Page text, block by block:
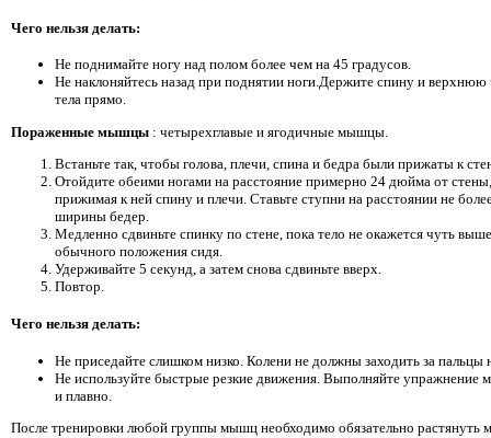
Чего нельзя делать:
Не поднимайте ногу над полом более чем на 45 градусов.
Не наклоняйтесь назад при поднятии ноги.Держите спину и верхнюю
тела прямо.
Пораженные мышцы : четырехглавые и ягодичные мышцы.
Встаньте так, чтобы голова, плечи, спина и бедра были прижаты к
Отойдите обеими ногами на расстояние примерно 24 дюйма от стены,
прижимая к ней спину и плечи. Ставьте ступни на расстоянии не
ширины бедер.
Медленно сдвиньте спинку по стене, пока тело не окажется чуть выше
обычного положения сидя.
Удерживайте 5 секунд, а затем снова сдвиньте вверх.
Повтор.
Чего нельзя делать:
Не приседайте слишком низко. Колени не должны заходить за пальцы
Не используйте быстрые резкие движения. Выполняйте упражнение
и плавно.
После тренировки любой группы мышц необходимо обязательно